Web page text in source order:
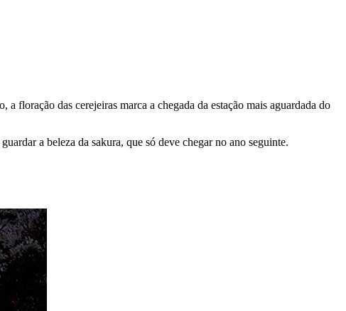
floração das cerejeiras marca a chegada da estação mais aguardada do
a beleza da sakura, que só deve chegar no ano seguinte.